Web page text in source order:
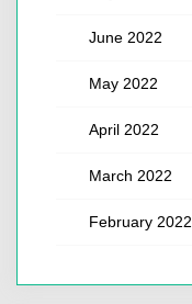
June 2022
May 2022
April 2022
March 2022
February 2022